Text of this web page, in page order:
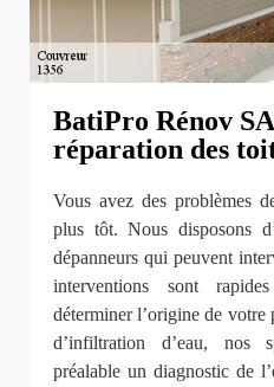
BatiPro Rénov
réparation des
Vous avez des problèmes
plus tôt. Nous disposons
dépanneurs qui peuvent
interventions sont
déterminer l’origine de
d’infiltration d’eau, nos
préalable un diagnostic de